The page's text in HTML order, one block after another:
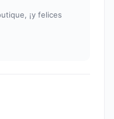
¡y felices